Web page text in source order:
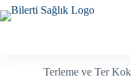
Skip
to
Terleme ve Ter